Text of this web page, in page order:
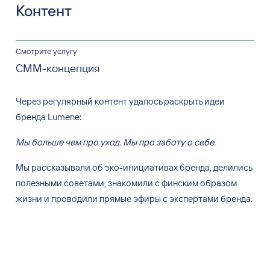
Контент
Смотрите услугу
СММ-концепция
Через регулярный контент удалось раскрыть идеи
бренда Lumene:
Мы больше чем про уход. Мы про заботу о себе.
Мы рассказывали об эко-инициативах бренда, делились
полезными советами, знакомили сфинским образом
жизни и проводили прямые эфиры сэкспертами бренда.